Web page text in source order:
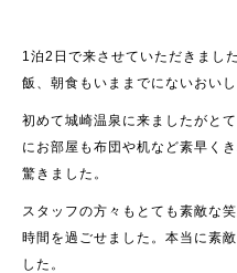
1泊2日で来させていただきまし
飯、朝食もいままでにないおいし
初めて城崎温泉に来ましたがと
にお部屋も布団や机など素早く
驚きました。
スタッフの方々もとても素敵な
時間を過ごせました。本当に素
した。